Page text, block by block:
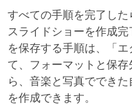
すべての手順を完了し
スライドショーを作成
を保存する手順は、「
て、フォーマットと保
ら、音楽と写真ででき
を作成できます。